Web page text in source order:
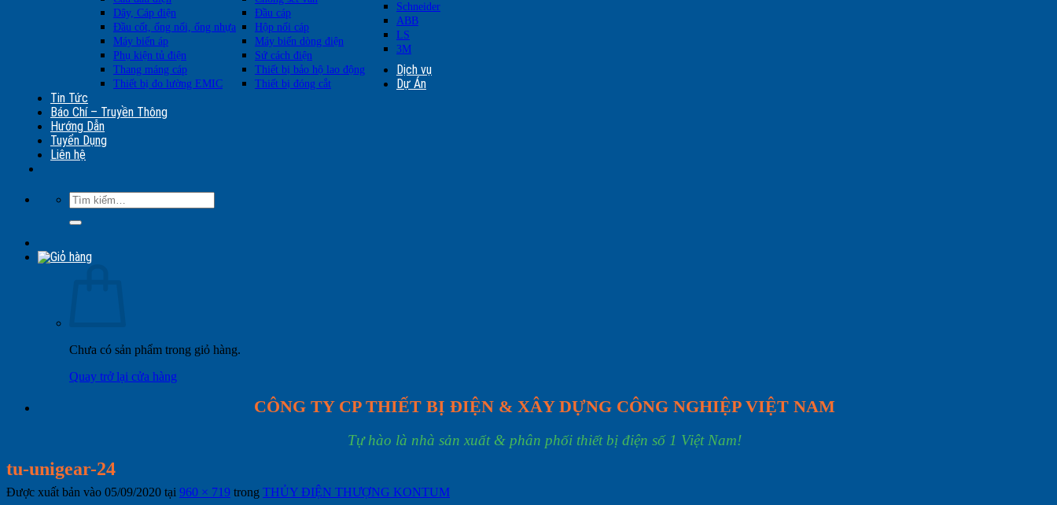
Dây, Cáp điện
Đầu cáp
Đầu cốt, ống nối, ống nhựa
Hộp nối cáp
Máy biến áp
Máy biến dòng điện
Phụ kiện tủ điện
Sứ cách điện
Thang máng cáp
Thiết bị bảo hộ lao động
Thiết bị đo lường EMIC
Thiết bị đóng cắt
Schneider
ABB
LS
3M
Dịch vụ
Dự Án
Tin Tức
Báo Chí – Truyền Thông
Hướng Dẫn
Tuyển Dụng
Liên hệ
Tìm
kiếm:
Chưa có sản phẩm trong giỏ hàng.
Quay trở lại cửa hàng
CÔNG TY CP THIẾT BỊ ĐIỆN & XÂY DỰNG CÔNG NGHIỆP VIỆT NAM
Tự hào là nhà sản xuất & phân phối thiết bị điện số 1 Việt Nam!
tu-unigear-24
Được xuất bản vào 05/09/2020 tại 960 × 719 trong THỦY ĐIỆN THƯỢNG KONTUM